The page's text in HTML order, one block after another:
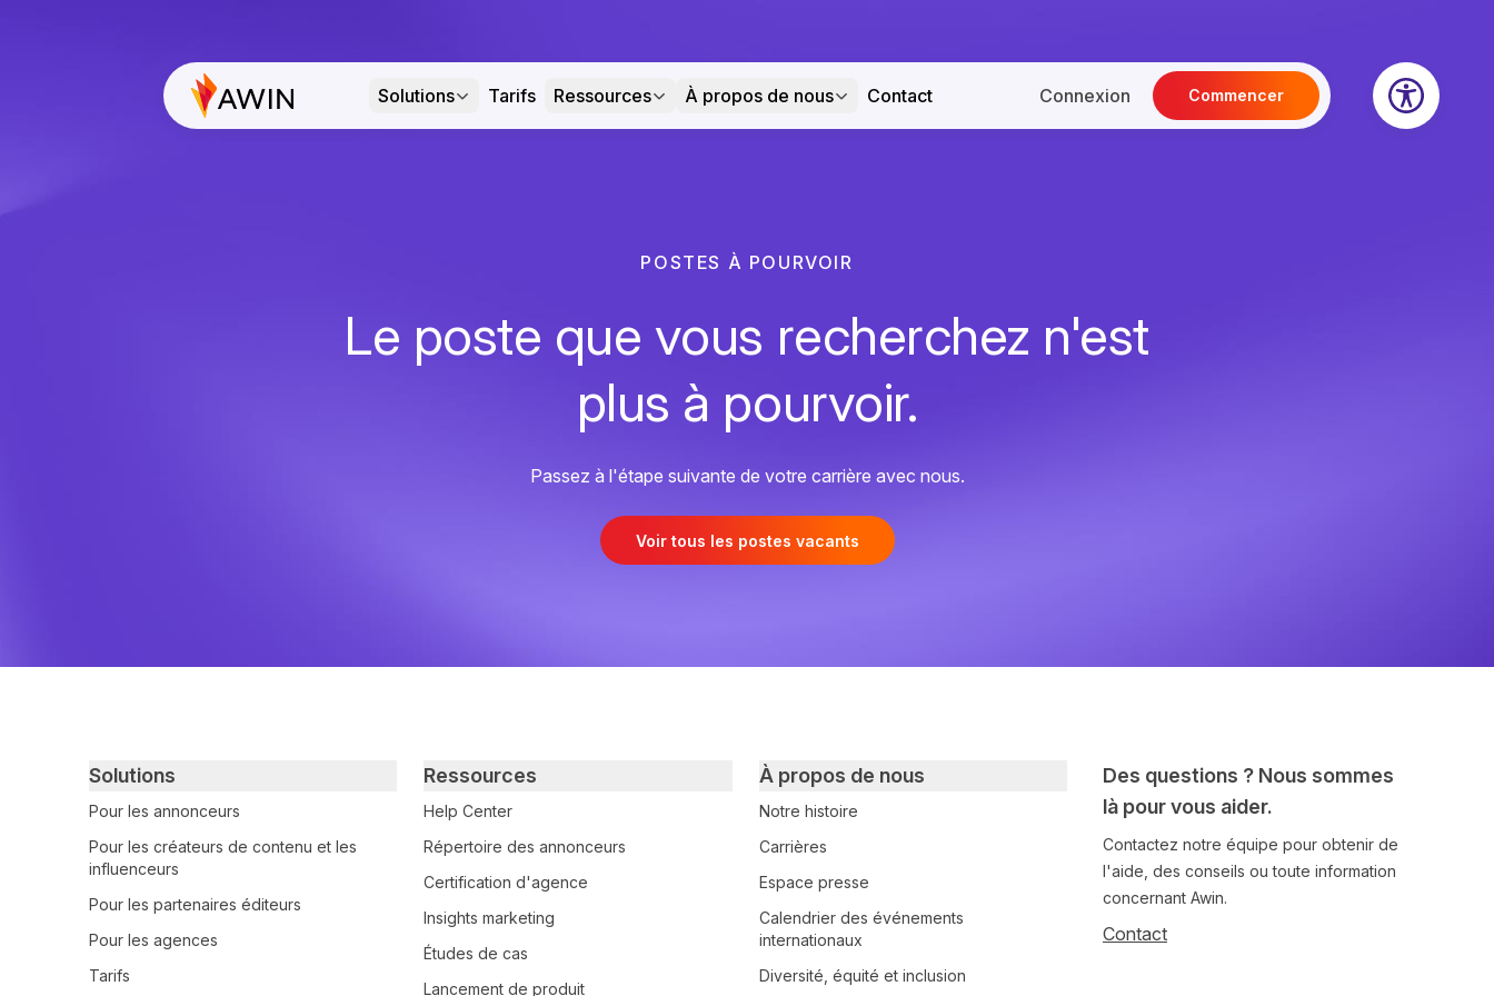
Solutions Tarifs Ressources À propos de nous Contact Connexion Commencer
POSTES À POURVOIR
Le poste que vous recherchez n'est
plus à pourvoir.
Passez à l'étape suivante de votre carrière avec nous.
Voir tous les postes vacants
Des questions ? Nous sommes
là pour vous aider.
Contactez notre équipe pour obtenir de
l'aide, des conseils ou toute information
concernant Awin.
Contact
Primary footer navigation
Solutions
Pour les annonceurs
Pour les créateurs de contenu et les
influenceurs
Pour les partenaires éditeurs
Pour les agences
Tarifs
Ressources
Help Center
Répertoire des annonceurs
Certification d'agence
Insights marketing
Études de cas
Lancement de produit
À propos de nous
Notre histoire
Carrières
Espace presse
Calendrier des événements
internationaux
Diversité, équité et inclusion